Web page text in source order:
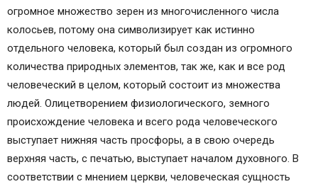
огромное множество зерен из многочисленного числа
колосьев, потому она символизирует как истинно
отдельного человека, который был создан из огромного
количества природных элементов, так же, как и все род
человеческий в целом, который состоит из множества
людей. Олицетворением физиологического, земного
происхождение человека и всего рода человеческого
выступает нижняя часть просфоры, а в свою очередь
верхняя часть, с печатью, выступает началом духовного. В
соответствии с мнением церкви, человеческая сущность